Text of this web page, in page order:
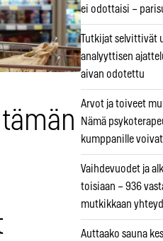
ei odottaisi –
Tutkijat selvittivät
analyyttisen
aivan odotettu
Arvot ja toiveet
Nämä
kumppanille
Vaihdevuodet ja
toisiaan – 936
mutkikkaan
Auttaako sauna